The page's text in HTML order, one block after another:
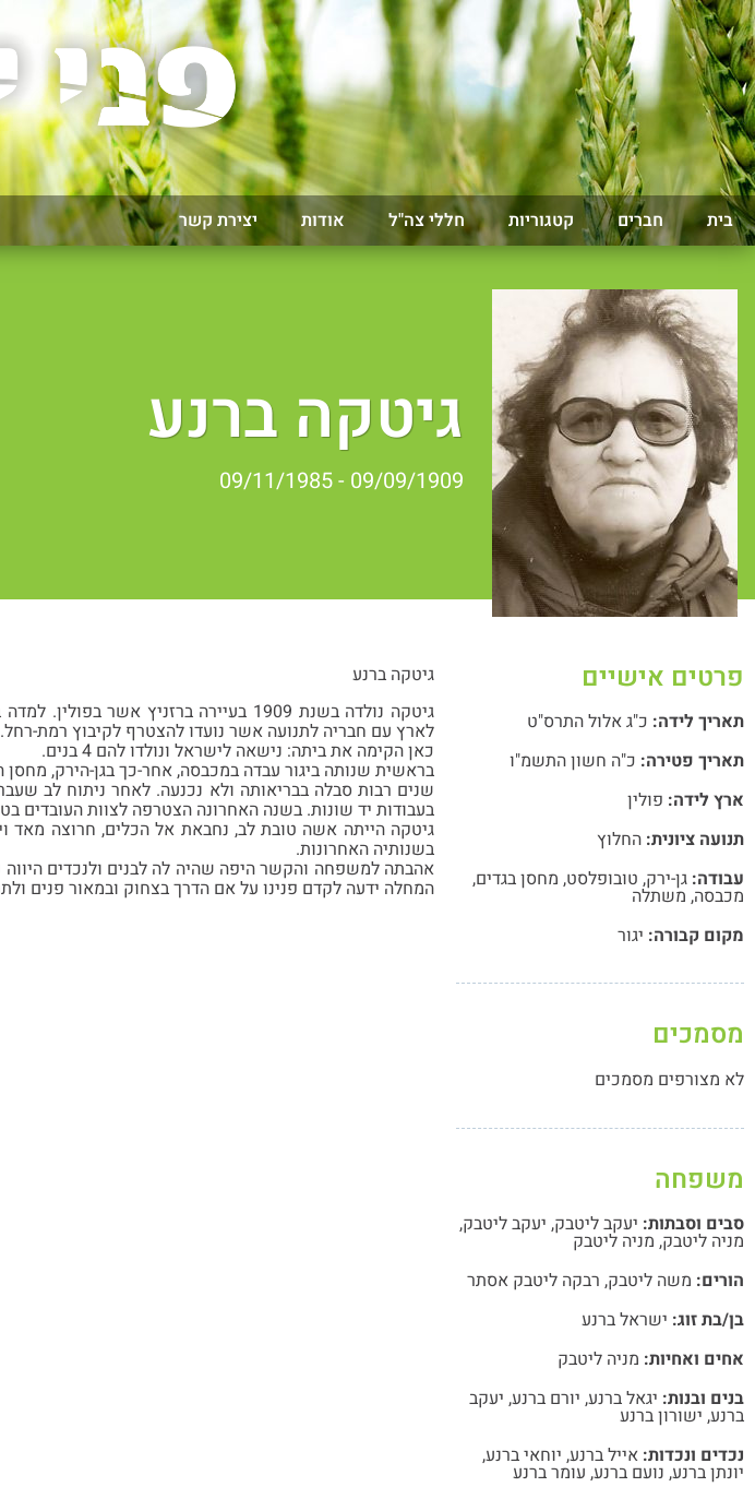
בית חברים קטגוריות חללי צה"ל אודות יצירת קשר
גיטקה ברנע
09/09/1909 - 09/11/1985
פרטים אישיים
תאריך לידה: כ"ג אלול התרס"ט
תאריך פטירה: כ"ה חשון התשמ"ו
ארץ לידה: פולין
תנועה ציונית: החלוץ
עבודה: גן-ירק, טובופלסט, מחסן בגדים,
מכבסה, משתלה
מקום קבורה: יגור
מסמכים
לא מצורפים מסמכים
משפחה
סבים וסבתות: יעקב ליטבק, יעקב ליטבק,
מניה ליטבק, מניה ליטבק
הורים: משה ליטבק, רבקה ליטבק אסתר
בן/בת זוג: ישראל ברנע
אחים ואחיות: מניה ליטבק
בנים ובנות: יגאל ברנע, יורם ברנע, יעקב
ברנע, ישורון ברנע
נכדים ונכדות: אייל ברנע, יוחאי ברנע,
יונתן ברנע, נועם ברנע, עומר ברנע
גיטקה ברנע
לארץ עם חבריה לתנועה אשר נועדו להצטרף לקיבוץ רמת-
כאן הקימה את ביתה: נישאה לישראל ונולדו להם 4 בנים.
בראשית שנותה ביגור עבדה במכבסה, אחר-כך בגן-הירק,
שנים רבות סבלה בבריאותה ולא נכנעה. לאחר ניתוח לב
בעבודות יד שונות. בשנה האחרונה הצטרפה לצוות העובדים
גיטקה הייתה אשה טובת לב, נחבאת אל הכלים, חרוצה מאד
בשנותיה האחרונות.
אהבתה למשפחה והקשר היפה שהיה לה לבנים ולנכדים
המחלה ידעה לקדם פנינו על אם הדרך בצחוק ובמאור פנים